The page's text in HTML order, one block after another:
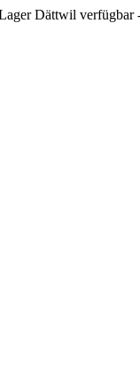
Dättwil verfügbar